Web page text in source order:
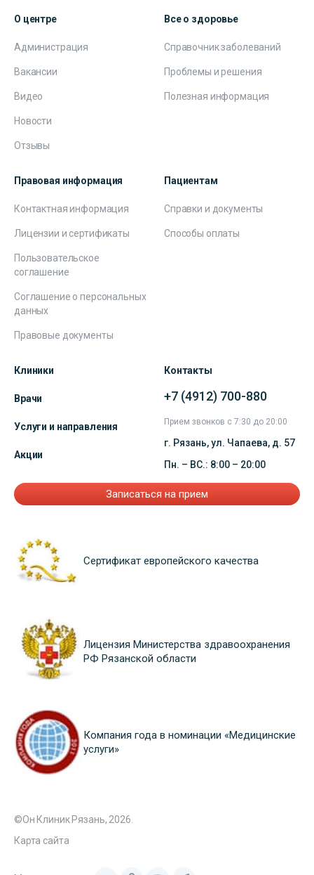
О центре
Администрация
Вакансии
Видео
Новости
Отзывы
Все о здоровье
Справочник заболеваний
Проблемы и решения
Полезная информация
Правовая информация
Контактная информация
Лицензии и сертификаты
Пользовательское
соглашение
Соглашение о персональных
данных
Правовые документы
Пациентам
Справки и документы
Способы оплаты
Клиники
Врачи
Услуги и направления
Акции
Контакты
+7 (4912) 700-880
Прием звонков с 7:30 до 20:00
г. Рязань, ул. Чапаева, д. 57
Пн. – ВС.: 8:00 – 20:00
Записаться на прием
Сертификат европейского качества
Лицензия Министерства здравоохранения
РФ Рязанской области
Компания года в номинации «Медицинские
услуги»
©Он Клиник Рязань, 2026.
Карта сайта